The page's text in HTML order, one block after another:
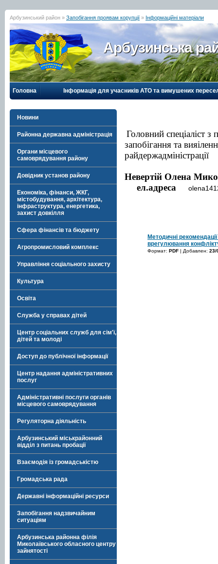
Арбузинський район » Запобігання проявам корупції » Інформаційні матеріали
Арбузинська
Головна Інформація для учасників АТО та вимушених
Новини
Районна державна адміністрація
Органи місцевого
самоврядування району
Довідник установ району
Економіка, фінанси, ЖКГ,
містобудування, архітектура,
інфраструктура, енергетика,
захист довкілля
Сфера фінансів та бюджету
Агропромисловий комплекс
Управління соціального захисту
Культура
Освіта
Служба у справах дітей
Центр соціальних служб для сім'ї,
дітей та молоді
Доступ до публічної інформації
Центр надання адміністративних
послуг
Адміністративні послуги органів
місцевого самоврядування
Регуляторна діяльність
Арбузинський міськрайонний
відділ з питань пробації
Взаємодія із громадськістю
Громадська рада
Державні інформаційні ресурси
Запобігання надзвичайним
ситуаціям
Арбузинська районна філія
Миколаївського обласного центру
зайнятості
Головний спеціаліст з
запобігання та
Невертій Олена
ел.адреса
Методичні
врегулювання
Формат: PDF | Добавлен: 23/